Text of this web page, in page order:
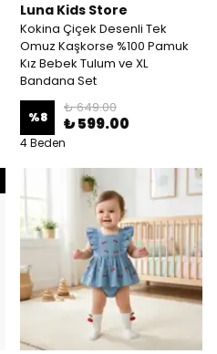
Luna Kids Store
Kokina Çiçek Desenli Tek
Omuz Kaşkorse %100 Pamuk
Kız Bebek Tulum ve XL
Bandana Set
%8
₺ 649.00
₺ 599.00
4 Beden